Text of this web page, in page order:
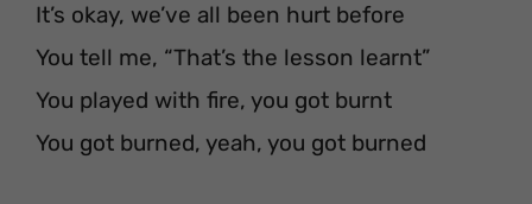
It’s okay, we’ve all been hurt before
You tell me, “That’s the lesson learnt”
You played with fire, you got burnt
You got burned, yeah, you got burned